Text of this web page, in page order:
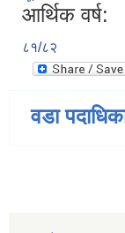
आर्थिक वर्ष:
८१/८२
वडा